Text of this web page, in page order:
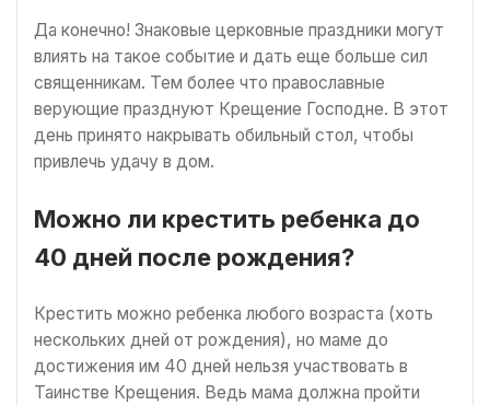
Да конечно! Знаковые церковные праздники могут
влиять на такое событие и дать еще больше сил
священникам. Тем более что православные
верующие празднуют Крещение Господне. В этот
день принято накрывать обильный стол, чтобы
привлечь удачу в дом.
Можно ли крестить ребенка до
40 дней после рождения?
Крестить можно ребенка любого возраста (хоть
нескольких дней от рождения), но маме до
достижения им 40 дней нельзя участвовать в
Таинстве Крещения. Ведь мама должна пройти